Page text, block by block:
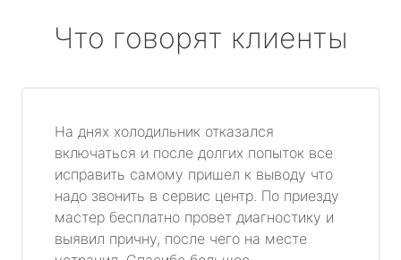
Что говорят клиенты
На днях холодильник отказался
включаться и после долгих попыток все
исправить самому пришел к выводу что
надо звонить в сервис центр. По приезду
мастер бесплатно провет диагностику и
выявил причну, после чего на месте